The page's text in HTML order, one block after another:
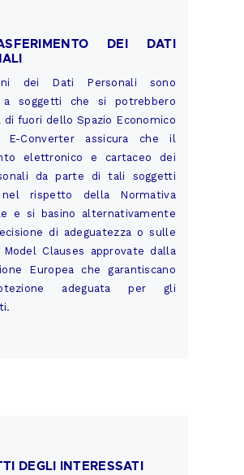
DEI DATI
dei Dati Personali sono
soggetti che si potrebbero
di fuori dello Spazio Economico
E-Converter assicura che il
elettronico e cartaceo dei
da parte di tali soggetti
nel rispetto della Normativa
e si basino alternativamente
di adeguatezza o sulle
Model Clauses approvate dalla
Europea che garantiscano
adeguata per gli
DEGLI INTERESSATI